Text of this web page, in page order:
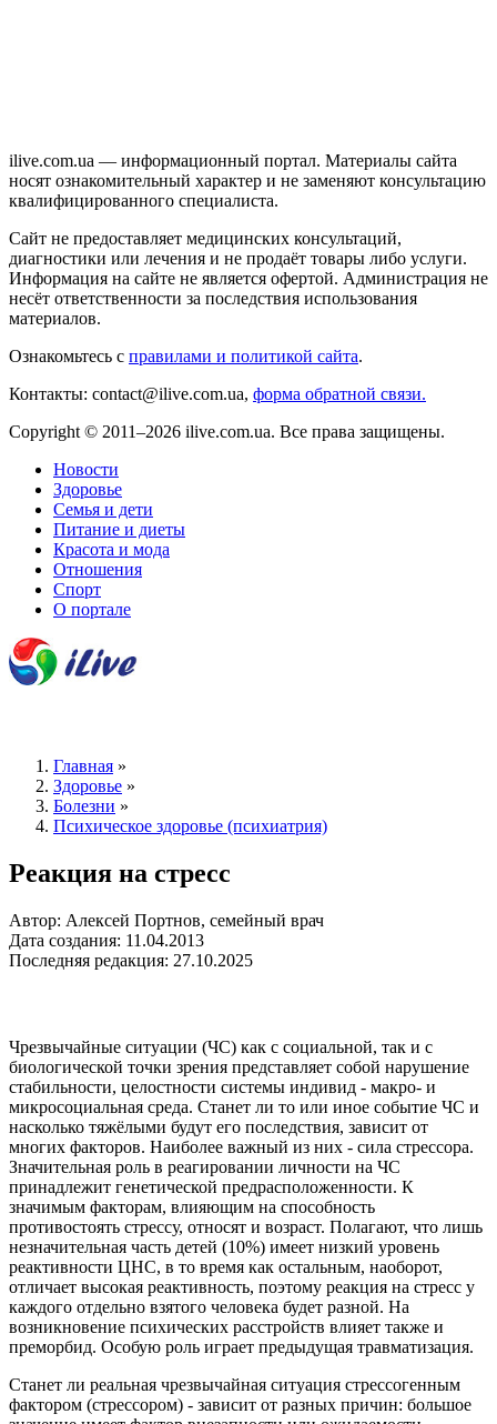
ilive.com.ua — информационный портал. Материалы сайта
носят ознакомительный характер и не заменяют консультацию
квалифицированного специалиста.
Сайт не предоставляет медицинских консультаций,
диагностики или лечения и не продаёт товары либо услуги.
Информация на сайте не является офертой. Администрация не
несёт ответственности за последствия использования
материалов.
Ознакомьтесь с правилами и политикой сайта.
Контакты: contact@ilive.com.ua, форма обратной связи.
Copyright © 2011–2026 ilive.com.ua. Все права защищены.
Новости
Здоровье
Семья и дети
Питание и диеты
Красота и мода
Отношения
Спорт
О портале
Главная »
Здоровье »
Болезни »
Психическое здоровье (психиатрия)
Реакция на стресс
Автор: Алексей Портнов, семейный врач
Дата создания: 11.04.2013
Последняя редакция: 27.10.2025
Чрезвычайные ситуации (ЧС) как с социальной, так и с
биологической точки зрения представляет собой нарушение
стабильности, целостности системы индивид - макро- и
микросоциальная среда. Станет ли то или иное событие ЧС и
насколько тяжёлыми будут его последствия, зависит от
многих факторов. Наиболее важный из них - сила стрессора.
Значительная роль в реагировании личности на ЧС
принадлежит генетической предрасположенности. К
значимым факторам, влияющим на способность
противостоять стрессу, относят и возраст. Полагают, что лишь
незначительная часть детей (10%) имеет низкий уровень
реактивности ЦНС, в то время как остальным, наоборот,
отличает высокая реактивность, поэтому реакция на стресс у
каждого отдельно взятого человека будет разной. На
возникновение психических расстройств влияет также и
преморбид. Особую роль играет предыдущая травматизация.
Станет ли реальная чрезвычайная ситуация стрессогенным
фактором (стрессором) - зависит от разных причин: большое